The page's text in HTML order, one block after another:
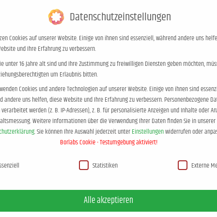
Kontakt
Autor Elternratgeber
Pubertäts-Docs –
Sie befinden sich hier:
Event Chill mal! mit den Pubertäts-Docs…
Datenschutzeinstellungen
Cookies auf unserer Website. Einige von ihnen sind essenziell, während andere uns
und Ihre Erfahrung zu verbessern.
unter 16 Jahre alt sind und Ihre Zustimmung zu freiwilligen Diensten geben möchten,
um Erlaubnis bitten.
Cookies und andere Technologien auf unserer Website. Einige von ihnen sind
andere uns helfen, diese Website und Ihre Erfahrung zu verbessern.Personenbezogene
werden (z. B. IP-Adressen), z. B. für personalisierte Anzeigen und Inhalte oder
Weitere Informationen über die Verwendung Ihrer Daten finden Sie in unserer
.Sie können Ihre Auswahl jederzeit unterEinstellungenwiderrufen oder
Borlabs Cookie - Testumgebung aktiviert!
Statistiken Externe
Alle akzeptieren